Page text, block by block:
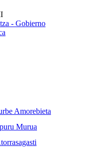
- Gobierno
Amorebieta
Murua